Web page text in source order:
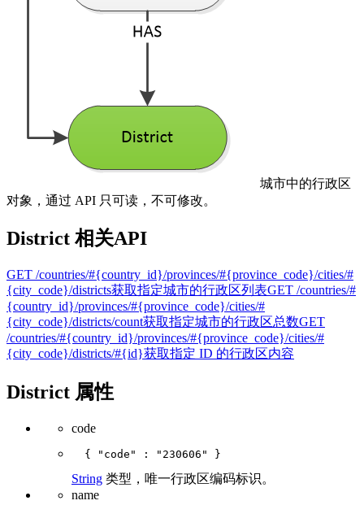
城市中的行政区
对象，通过 API 只可读，不可修改。
District 相关API
GET /countries/#{country_id}/provinces/#{province_code}/cities/#
{city_code}/districts获取指定城市的行政区列表GET /countries/#
{country_id}/provinces/#{province_code}/cities/#
{city_code}/districts/count获取指定城市的行政区总数GET
/countries/#{country_id}/provinces/#{province_code}/cities/#
{city_code}/districts/#{id}获取指定 ID 的行政区内容
District 属性
code
String 类型，唯一行政区编码标识。
name